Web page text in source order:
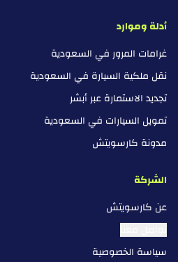
أدلة وموارد
غرامات المرور في السعودية
نقل ملكية السيارة في السعودية
تجديد الاستمارة عبر أبشر
تمويل السيارات في السعودية
مدونة كارسويتش
الشركة
عن كارسويتش
تواصل معنا
سياسة الخصوصية